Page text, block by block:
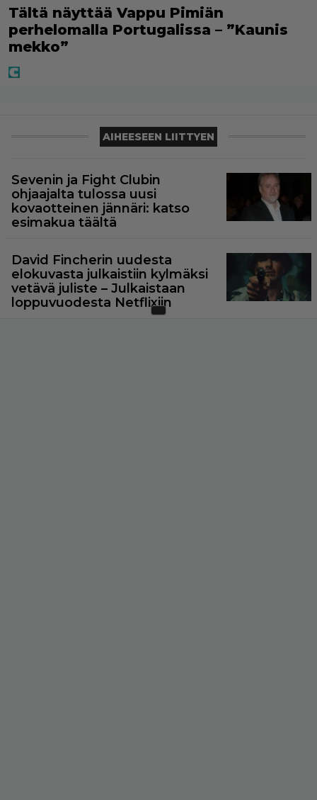
Tältä näyttää Vappu Pimiän
perhelomalla Portugalissa – ”Kaunis
mekko”
AIHEESEEN LIITTYEN
Sevenin ja Fight Clubin
ohjaajalta tulossa uusi
kovaotteinen jännäri: katso
esimakua täältä
David Fincherin uudesta
elokuvasta julkaistiin kylmäksi
vetävä juliste – Julkaistaan
loppuvuodesta Netflixiin